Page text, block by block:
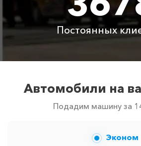
автомобилей в г Наниково.
сообщит менеджер при
Постоянных
Автомобили на
Подадим машину за
Эконом